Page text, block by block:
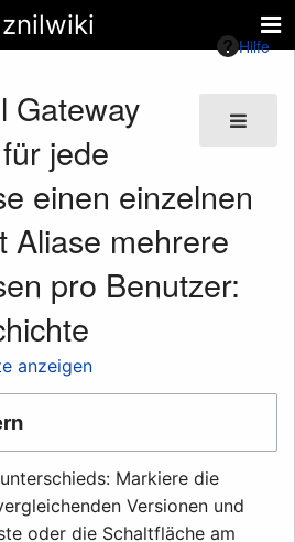
znilwiki
Hilfe
Gateway
jede
einen einzelnen
Aliase mehrere
pro Benutzer:
anzeigen
Markiere die
Versionen und
oder die Schaltfläche am